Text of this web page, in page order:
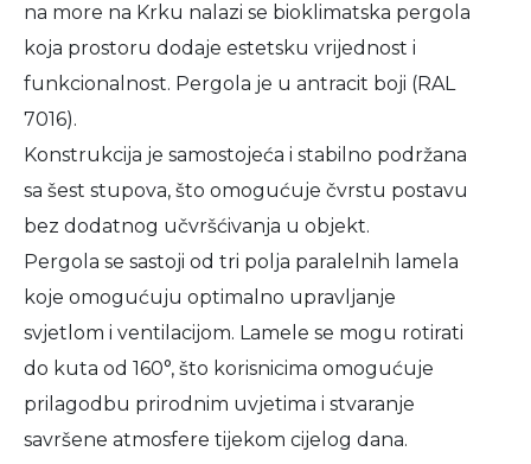
na more na Krku nalazi se bioklimatska pergola
koja prostoru dodaje estetsku vrijednost i
funkcionalnost. Pergola je u antracit boji (RAL
7016).
Konstrukcija je samostojeća i stabilno podržana
sa šest stupova, što omogućuje čvrstu postavu
bez dodatnog učvršćivanja u objekt.
Pergola se sastoji od tri polja paralelnih lamela
koje omogućuju optimalno upravljanje
svjetlom i ventilacijom. Lamele se mogu rotirati
do kuta od 160°, što korisnicima omogućuje
prilagodbu prirodnim uvjetima i stvaranje
savršene atmosfere tijekom cijelog dana.